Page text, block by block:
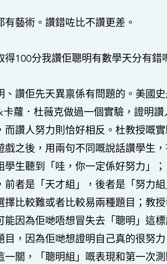
有藝術。讚錯咗比不讚更差。
得100分我讚佢聰明有數學天分有錯
、讚佢先天異禀係有問題的。美國
卡蘿．杜薇克做過一個實驗，證明
而讚人努力則恰好相反。杜教授嘅
戲之後，用兩句不同嘅說話讚學生
學生聽到「哇，你一定係好努力」
前者是「天才組」，後者是「努力
擇比較難或者比較易兩種題目；教
能因為佢哋唔想冒失去「聰明」這
目，因為佢哋想證明自己真的很努
一關，「聰明組」嘅表現和第一次